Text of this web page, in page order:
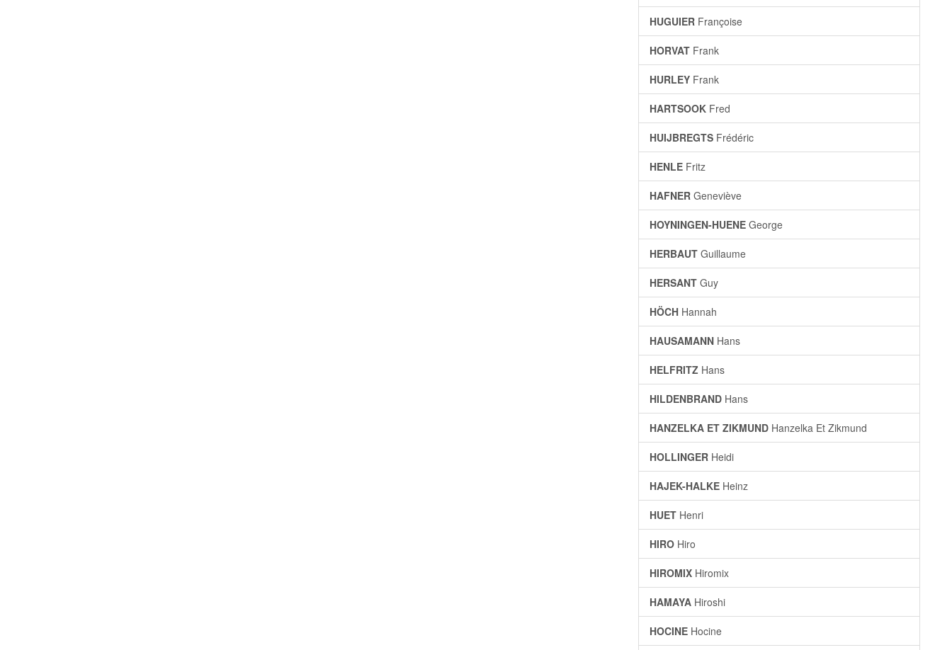
HUGUIER Françoise
HORVAT Frank
HURLEY Frank
HARTSOOK Fred
HUIJBREGTS Frédéric
HENLE Fritz
HAFNER Geneviève
HOYNINGEN-HUENE George
HERBAUT Guillaume
HERSANT Guy
HÖCH Hannah
HAUSAMANN Hans
HELFRITZ Hans
HILDENBRAND Hans
HANZELKA ET ZIKMUND Hanzelka Et Zikmund
HOLLINGER Heidi
HAJEK-HALKE Heinz
HUET Henri
HIRO Hiro
HIROMIX Hiromix
HAMAYA Hiroshi
HOCINE Hocine